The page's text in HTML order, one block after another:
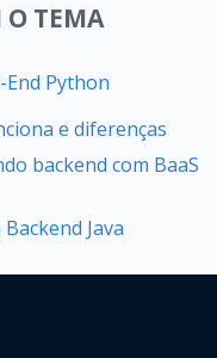
O TEMA
Python
e diferenças
backend com BaaS
Java